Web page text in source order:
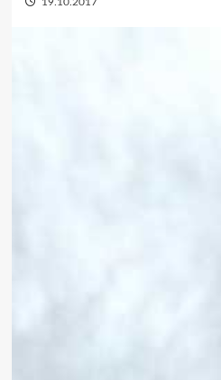
19.10.2017